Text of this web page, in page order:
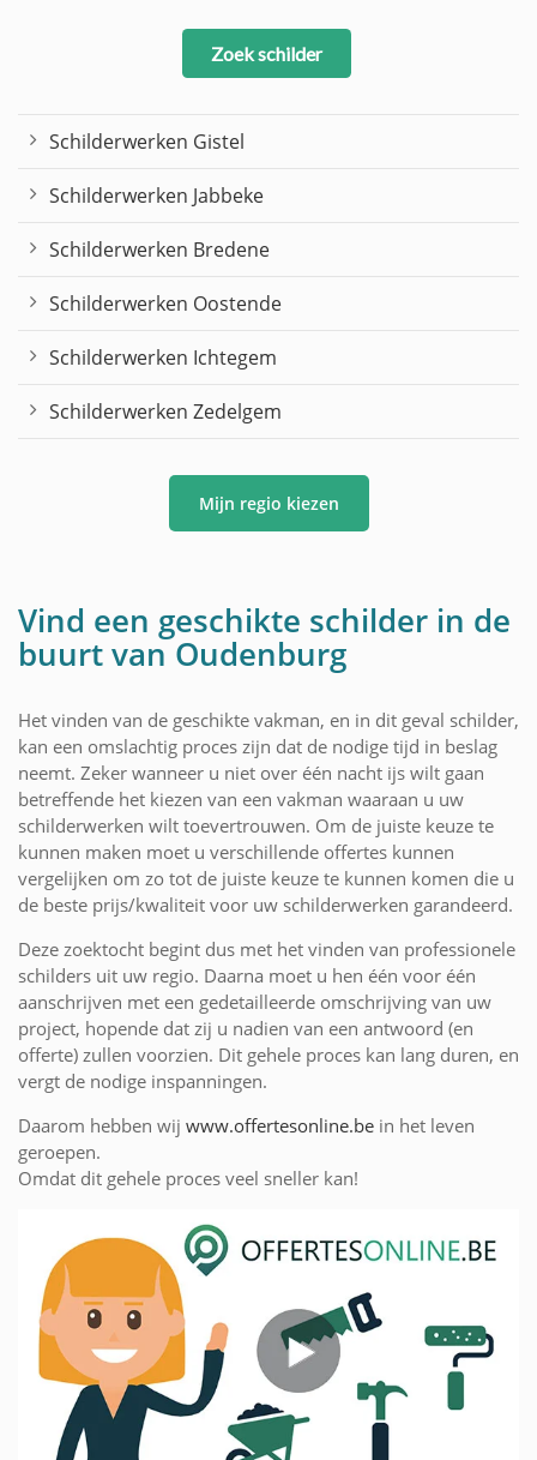
Zoek schilder
Schilderwerken Gistel
Schilderwerken Jabbeke
Schilderwerken Bredene
Schilderwerken Oostende
Schilderwerken Ichtegem
Schilderwerken Zedelgem
Mijn regio kiezen
Vind een geschikte schilder in de
buurt van Oudenburg
Het vinden van de geschikte vakman, en in dit geval schilder,
kan een omslachtig proces zijn dat de nodige tijd in beslag
neemt. Zeker wanneer u niet over één nacht ijs wilt gaan
betreffende het kiezen van een vakman waaraan u uw
schilderwerken wilt toevertrouwen. Om de juiste keuze te
kunnen maken moet u verschillende offertes kunnen
vergelijken om zo tot de juiste keuze te kunnen komen die u
de beste prijs/kwaliteit voor uw schilderwerken garandeerd.
Deze zoektocht begint dus met het vinden van professionele
schilders uit uw regio. Daarna moet u hen één voor één
aanschrijven met een gedetailleerde omschrijving van uw
project, hopende dat zij u nadien van een antwoord (en
offerte) zullen voorzien. Dit gehele proces kan lang duren, en
vergt de nodige inspanningen.
Daarom hebben wij www.offertesonline.be in het leven
geroepen.
Omdat dit gehele proces veel sneller kan!